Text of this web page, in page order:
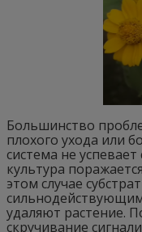
Большинство
плохого ухода или
система не
культура
этом случае
удаляют растение.
скручивание